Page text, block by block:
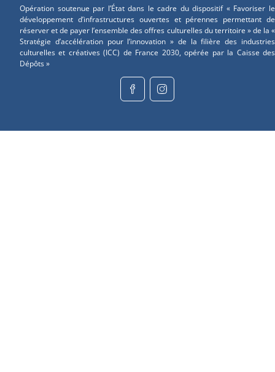
Opération soutenue par l’État dans le cadre du dispositif « Favoriser le
développement d’infrastructures ouvertes et pérennes permettant de
réserver et de payer l’ensemble des offres culturelles du territoire » de la «
Stratégie d’accélération pour l’innovation » de la filière des industries
culturelles et créatives (ICC) de France 2030, opérée par la Caisse des
Dépôts »